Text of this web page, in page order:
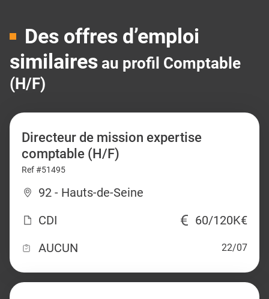
Des offres d’emploi
similaires au profil Comptable
(H/F)
Directeur de mission expertise
comptable (H/F)
Ref #51495
92 - Hauts-de-Seine
CDI
60/120K€
AUCUN
22/07